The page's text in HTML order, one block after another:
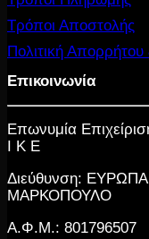
Τρόποι Αποστολής
Πολιτική
Επικοινωνία
Επωνυμία
Ι Κ Ε
Διεύθυνση:
ΜΑΡΚΟΠΟΥΛΟ
Α.Φ.Μ.: 801796507